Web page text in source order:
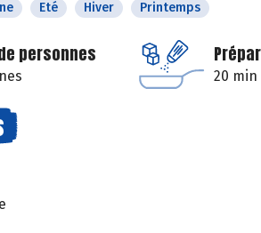
Eté Hiver Printemps
personnes
20 min